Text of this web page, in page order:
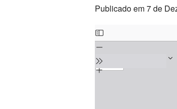
Publicado em 7 de
Skip
to
content